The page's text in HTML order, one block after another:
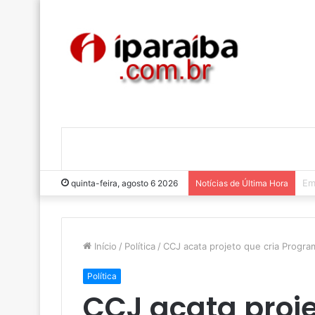
quinta-feira, agosto 6 2026 Notícias de Última Hora
Início / Política / CCJ acata projeto que cria
Política